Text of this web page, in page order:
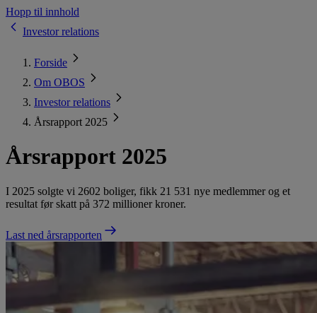
Hopp til innhold
Investor relations
Forside
Om OBOS
Investor relations
Årsrapport 2025
Årsrapport 2025
I 2025 solgte vi 2602 boliger, fikk 21 531 nye medlemmer og et
resultat før skatt på 372 millioner kroner.
Last ned årsrapporten